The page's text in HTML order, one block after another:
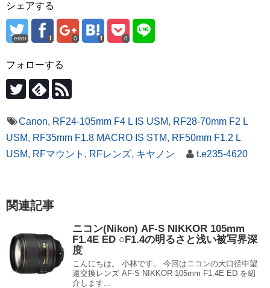
シェアする
error 0 0
フォローする
Canon, RF24-105mm F4 L IS USM, RF28-70mm F2 L
USM, RF35mm F1.8 MACRO IS STM, RF50mm F1.2 L
USM, RFマウント , RFレンズ, キヤノン t.e235-4620
関連記事
ニコン(Nikon) AF-S NIKKOR 105mm
F1.4E ED ○F1.4の明るさと浅い被写界深
度
こんにちは。 小林です。 今回はニコンの大口径中望
遠交換レンズ AF-S NIKKOR 105mm F1.4E ED を紹
介します...